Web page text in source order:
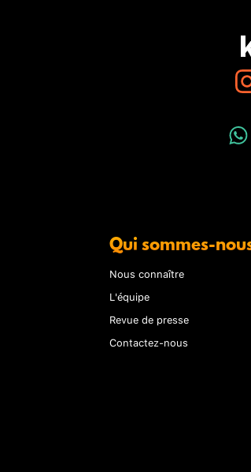
Qui sommes-
Nous connaître
L'équipe
Revue de presse
Contactez-nous